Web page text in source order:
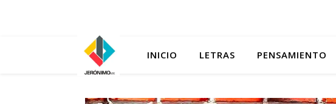
INICIO LETRAS PENSAMIENTO